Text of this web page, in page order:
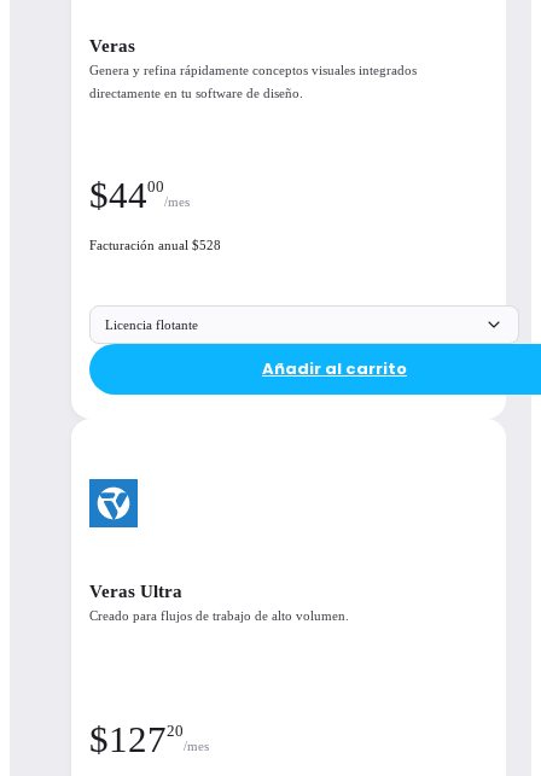
What's included
Enscape is available for all your favourite CAD
Veras
Genera y refina rápidamente conceptos visuales integrados
directamente en tu software de diseño.
$4400
/mes
Facturación anual $528
Licencia flotante
Añadir al carrito
Veras Ultra
Creado para flujos de trabajo de alto volumen.
$12720
/mes